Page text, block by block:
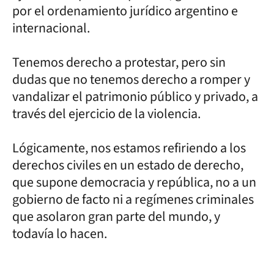
por el ordenamiento jurídico argentino e
internacional.
Tenemos derecho a protestar, pero sin
dudas que no tenemos derecho a romper y
vandalizar el patrimonio público y privado, a
través del ejercicio de la violencia.
Lógicamente, nos estamos refiriendo a los
derechos civiles en un estado de derecho,
que supone democracia y república, no a un
gobierno de facto ni a regímenes criminales
que asolaron gran parte del mundo, y
todavía lo hacen.